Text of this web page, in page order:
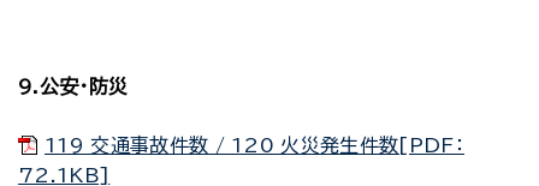
9.公安・防災
119 交通事故件数 / 120 火災発生件数[PDF：
72.1KB]